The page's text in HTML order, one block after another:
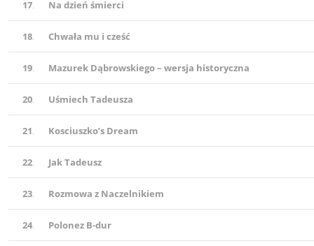
17. Na dzień śmierci
18. Chwała mu i cześć
19. Mazurek Dąbrowskiego – wersja historyczna
20. Uśmiech Tadeusza
21. Kosciuszko’s Dream
22. Jak Tadeusz
23. Rozmowa z Naczelnikiem
24. Polonez B-dur